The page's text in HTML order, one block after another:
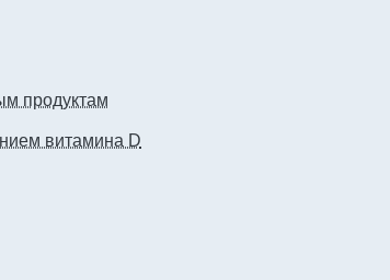
продуктам
витамина D